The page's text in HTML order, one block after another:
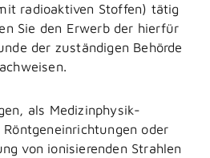
radioaktiven Stoffen) tätig
Sie den Erwerb der hierfür
der zuständigen Behörde
als Medizinphysik-
oder
von ionisierenden Strahlen